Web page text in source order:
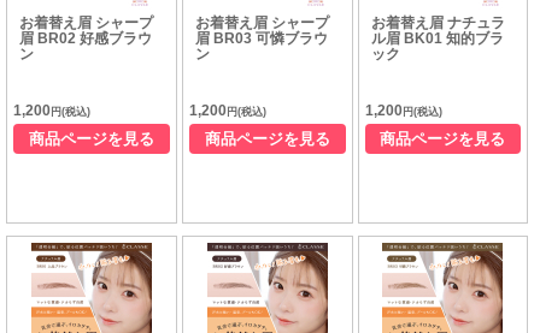
お着替え眉 シャープ
眉 BR02 好感ブラウ
ン
1,200 円(税込)
商品ページを見る
お着替え眉 シャープ
眉 BR03 可憐ブラウ
ン
1,200円(税込)
商品ページを見る
お着替え眉 ナチュラ
ル眉 BK01 知的ブラ
ック
1,200円(税込)
商品ページを見る